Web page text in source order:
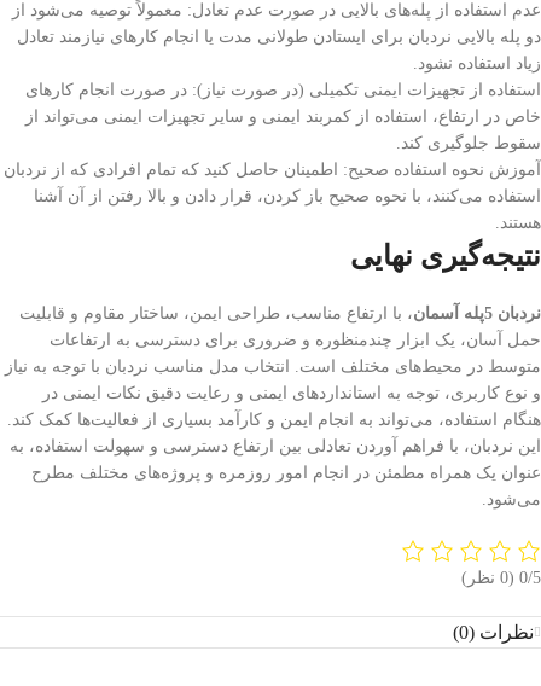
عدم استفاده از پله‌های بالایی در صورت عدم تعادل: معمولاً توصیه می‌شود از
دو پله بالایی نردبان برای ایستادن طولانی مدت یا انجام کارهای نیازمند تعادل
زیاد استفاده نشود.
استفاده از تجهیزات ایمنی تکمیلی (در صورت نیاز): در صورت انجام کارهای
خاص در ارتفاع، استفاده از کمربند ایمنی و سایر تجهیزات ایمنی می‌تواند از
سقوط جلوگیری کند.
آموزش نحوه استفاده صحیح: اطمینان حاصل کنید که تمام افرادی که از نردبان
استفاده می‌کنند، با نحوه صحیح باز کردن، قرار دادن و بالا رفتن از آن آشنا
هستند.
نتیجه‌گیری نهایی
نردبان 5پله آسمان
، با ارتفاع مناسب، طراحی ایمن، ساختار مقاوم و قابلیت
حمل آسان، یک ابزار چندمنظوره و ضروری برای دسترسی به ارتفاعات
متوسط در محیط‌های مختلف است. انتخاب مدل مناسب نردبان با توجه به نیاز
و نوع کاربری، توجه به استانداردهای ایمنی و رعایت دقیق نکات ایمنی در
هنگام استفاده، می‌تواند به انجام ایمن و کارآمد بسیاری از فعالیت‌ها کمک کند.
این نردبان، با فراهم آوردن تعادلی بین ارتفاع دسترسی و سهولت استفاده، به
عنوان یک همراه مطمئن در انجام امور روزمره و پروژه‌های مختلف مطرح
می‌شود.
‫0/5 ‫(0 نظر)
نظرات (0)